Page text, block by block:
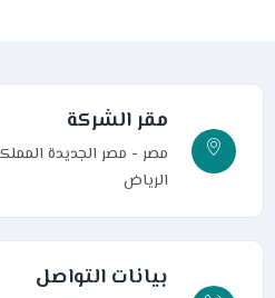
مقر الشركة
مصر - مصر الجديدة
الرياض
بيانات التواصل